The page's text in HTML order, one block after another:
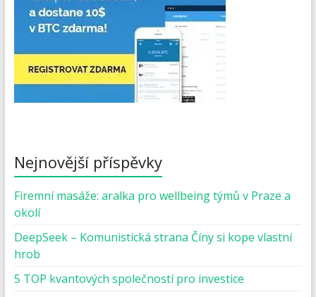
Nejnovější příspěvky
Firemní masáže: aralka pro wellbeing týmů v Praze a
okolí
DeepSeek – Komunistická strana Číny si kope vlastní
hrob
5 TOP kvantových společností pro investice